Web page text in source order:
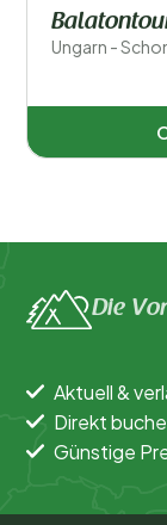
Ungarn -
Die
Aktuell &
Direkt
Günstige